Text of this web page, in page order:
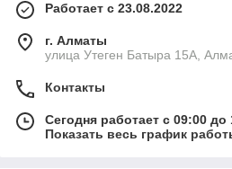
Работает с 23.08.2022
г. Алматы
улица Утеген Батыра 15А,
Контакты
Сегодня работает с 09:00 до
Показать весь график